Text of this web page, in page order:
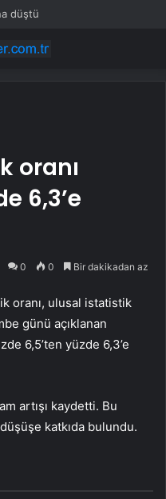
düştü
oranı
6,3’e
0 0 Bir dakikadan az
oranı, ulusal istatistik
günü açıklanan
6,5’ten yüzde 6,3’e
artışı kaydetti. Bu
katkıda bulundu.